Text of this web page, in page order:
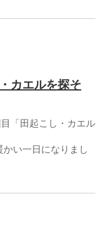
カエルを探そ
「田起こし・カエル
い一日になりまし